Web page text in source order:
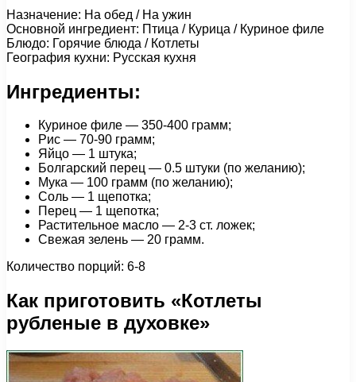
Назначение: На обед / На ужин
Основной ингредиент: Птица / Курица / Куриное филе
Блюдо: Горячие блюда / Котлеты
География кухни: Русская кухня
Ингредиенты:
Куриное филе — 350-400 грамм;
Рис — 70-90 грамм;
Яйцо — 1 штука;
Болгарский перец — 0.5 штуки (по желанию);
Мука — 100 грамм (по желанию);
Соль — 1 щепотка;
Перец — 1 щепотка;
Растительное масло — 2-3 ст. ложек;
Свежая зелень — 20 грамм.
Количество порций: 6-8
Как приготовить «Котлеты
рубленые в духовке»